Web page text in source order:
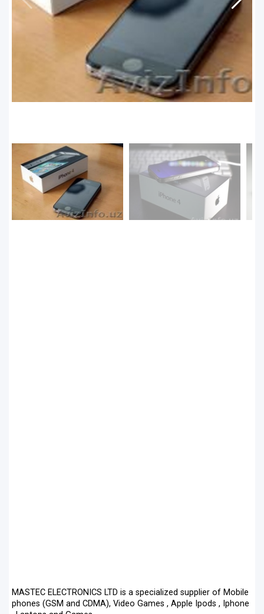
MASTEC ELECTRONICS LTD is a specialized supplier of Mobile
phones (GSM and CDMA), Video Games , Apple Ipods , Iphone